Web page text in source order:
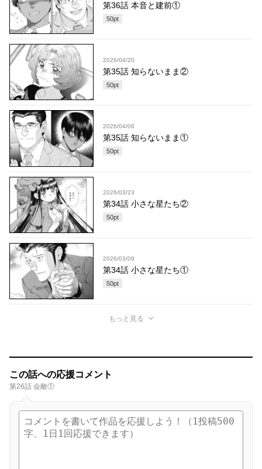
第36話 本音と建前①
50pt
2026/04/20
第35話 知らないまま②
50pt
2026/04/06
第35話 知らないまま①
50pt
2026/03/23
第34話 小さな星たち②
50pt
2026/03/09
第34話 小さな星たち①
50pt
もっと見る
この話への応援コメント
第26話 会敵①